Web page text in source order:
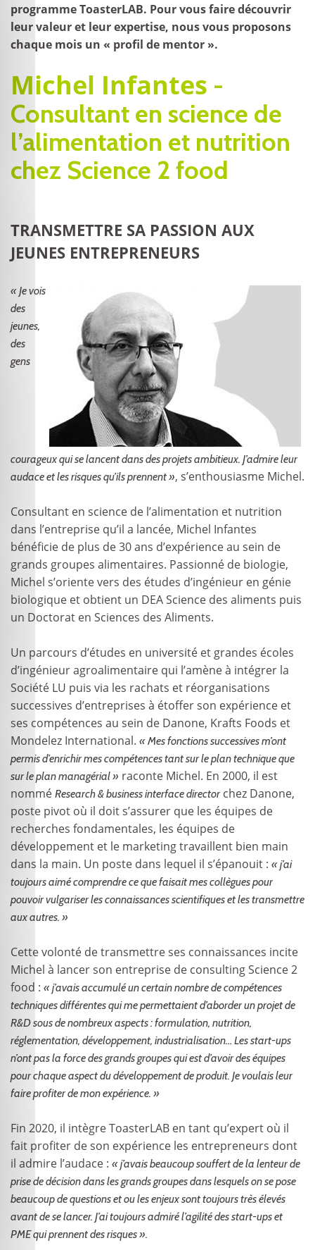
programme ToasterLAB. Pour vous faire découvrir
leur valeur et leur expertise, nous vous proposons
chaque mois un « profil de mentor ».
Michel Infantes -
Consultant en science de
l’alimentation et nutrition
chez Science 2 food
TRANSMETTRE SA PASSION AUX
JEUNES ENTREPRENEURS
« Je vois
des
jeunes,
des
gens
courageux qui se lancent dans des projets ambitieux. J’admire leur
audace et les risques qu’ils prennent », s’enthousiasme Michel.
Consultant en science de l’alimentation et nutrition
dans l’entreprise qu’il a lancée, Michel Infantes
bénéficie de plus de 30 ans d’expérience au sein de
grands groupes alimentaires. Passionné de biologie,
Michel s’oriente vers des études d’ingénieur en génie
biologique et obtient un DEA Science des aliments puis
un Doctorat en Sciences des Aliments.
Un parcours d’études en université et grandes écoles
d’ingénieur agroalimentaire qui l’amène à intégrer la
Société LU puis via les rachats et réorganisations
successives d’entreprises à étoffer son expérience et
ses compétences au sein de Danone, Krafts Foods et
Mondelez International. « Mes fonctions successives m’ont
permis d’enrichir mes compétences tant sur le plan technique que
sur le plan managérial » raconte Michel. En 2000, il est
nommé Research & business interface directorchez Danone,
poste pivot où il doit s’assurer que les équipes de
recherches fondamentales, les équipes de
développement et le marketing travaillent bien main
dans la main. Un poste dans lequel il s’épanouit : « j’ai
toujours aimé comprendre ce que faisait mes collègues pour
pouvoir vulgariser les connaissances scientifiques et les transmettre
aux autres. »
Cette volonté de transmettre ses connaissances incite
Michel à lancer son entreprise de consulting Science 2
food : « j’avais accumulé un certain nombre de compétences
techniques différentes qui me permettaient d’aborder un projet de
R&D sous de nombreux aspects : formulation, nutrition,
réglementation, développement, industrialisation… Les start-ups
n’ont pas la force des grands groupes qui est d’avoir des équipes
pour chaque aspect du développement de produit. Je voulais leur
faire profiter de mon expérience. »
Fin 2020, il intègre ToasterLAB en tant qu’expert où il
fait profiter de son expérience les entrepreneurs dont
il admire l’audace : « j’avais beaucoup souffert de la lenteur de
prise de décision dans les grands groupes dans lesquels on se pose
beaucoup de questions et ou les enjeux sont toujours très élevés
avant de se lancer. J’ai toujours admiré l’agilité des start-ups et
PME qui prennent des risques ».